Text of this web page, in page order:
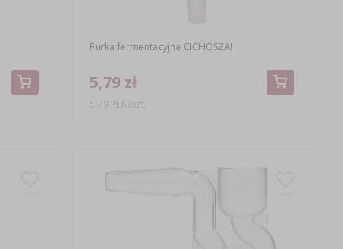
Rurka fermentacyjna CICHOSZA!
5,79 zł
5,79 PLN/szt.